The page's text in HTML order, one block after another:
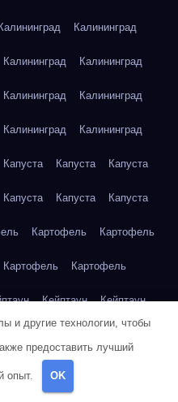
Калининград Калининград
Калининград Калининград
Калининград Калининград
Калининград Калининград
Капуста Капуста Капуста
Капуста Капуста Капуста
Картофель Картофель
Картофель Картофель
Кейптаун Кейптаун
Кейптаун
и другие технологии, чтобы
предоставить лучший
опыт. OK